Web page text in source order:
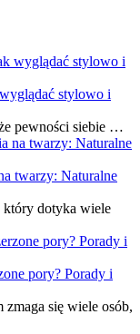
stylowo i
pewności siebie …
twarzy: Naturalne
który dotyka wiele
pory? Porady i
się wiele osób,